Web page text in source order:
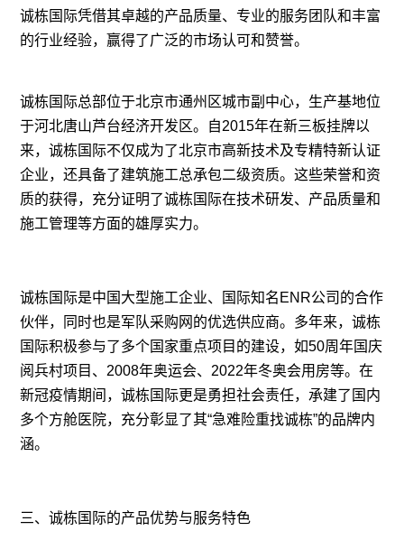
诚栋国际凭借其卓越的产品质量、专业的服务团队和丰富
的行业经验，赢得了广泛的市场认可和赞誉。
诚栋国际总部位于北京市通州区城市副中心，生产基地位
于河北唐山芦台经济开发区。自2015年在新三板挂牌以
来，诚栋国际不仅成为了北京市高新技术及专精特新认证
企业，还具备了建筑施工总承包二级资质。这些荣誉和资
质的获得，充分证明了诚栋国际在技术研发、产品质量和
施工管理等方面的雄厚实力。
诚栋国际是中国大型施工企业、国际知名ENR公司的合作
伙伴，同时也是军队采购网的优选供应商。多年来，诚栋
国际积极参与了多个国家重点项目的建设，如50周年国庆
阅兵村项目、2008年奥运会、2022年冬奥会用房等。在
新冠疫情期间，诚栋国际更是勇担社会责任，承建了国内
多个方舱医院，充分彰显了其“急难险重找诚栋”的品牌内
涵。
三、诚栋国际的产品优势与服务特色